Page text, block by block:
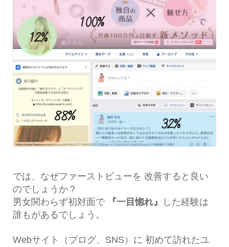
では、なぜファーストビューを 改善すると良い
のでしょうか？
男女関わらず初対面で
『一目惚れ』
した経験は
誰もがあるでしょう。
Webサイト（ブログ、SNS）に 初めて訪れたユ